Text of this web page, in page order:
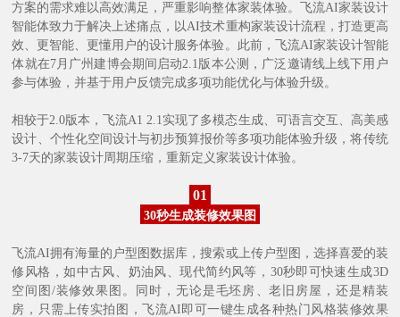
方案的需求难以高效满足，严重影响整体家装体验。飞流AI家装设计
智能体致力于解决上述痛点，以AI技术重构家装设计流程，打造更高
效、更智能、更懂用户的设计服务体验。此前，飞流AI家装设计智能
体就在7月广州建博会期间启动2.1版本公测，广泛邀请线上线下用户
参与体验，并基于用户反馈完成多项功能优化与体验升级。
相较于2.0版本，飞流A1 2.1实现了多模态生成、可语言交互、高美感
设计、个性化空间设计与初步预算报价等多项功能体验升级，将传统
3-7天的家装设计周期压缩，重新定义家装设计体验。
01
30秒生成装修效果图
飞流AI拥有海量的户型图数据库，搜索或上传户型图，选择喜爱的装
修风格，如中古风、奶油风、现代简约风等，30秒即可快速生成3D
空间图/装修效果图。同时，无论是毛坯房、老旧房屋，还是精装
房，只需上传实拍图，飞流AI即可一键生成各种热门风格装修效果